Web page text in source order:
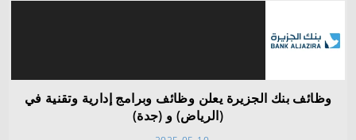
وظائف بنك الجزيرة يعلن وظائف وبرامج إدارية وتقنية في
(الرياض) و (جدة)